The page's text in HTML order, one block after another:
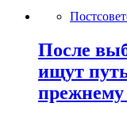
После
ищут
прежнему